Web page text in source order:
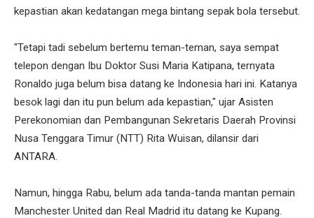
kepastian akan kedatangan mega bintang sepak bola tersebut.
"Tetapi tadi sebelum bertemu teman-teman, saya sempat
telepon dengan Ibu Doktor Susi Maria Katipana, ternyata
Ronaldo juga belum bisa datang ke Indonesia hari ini. Katanya
besok lagi dan itu pun belum ada kepastian," ujar Asisten
Perekonomian dan Pembangunan Sekretaris Daerah Provinsi
Nusa Tenggara Timur (NTT) Rita Wuisan, dilansir dari
ANTARA.
Namun, hingga Rabu, belum ada tanda-tanda mantan pemain
Manchester United dan Real Madrid itu datang ke Kupang.